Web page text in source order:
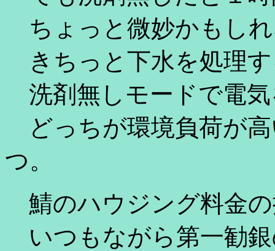
ちょっと微妙かもし
きちっと下水を処理
洗剤無しモードで電
どっちが環境負荷が
つ。
鯖のハウジング料金
いつもながら第一勧